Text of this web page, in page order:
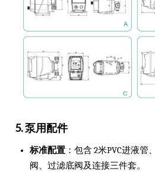
5. 泵用配件
标准配置 ：包含 2米PVC进液管
阀、过滤底阀及连接三件套。